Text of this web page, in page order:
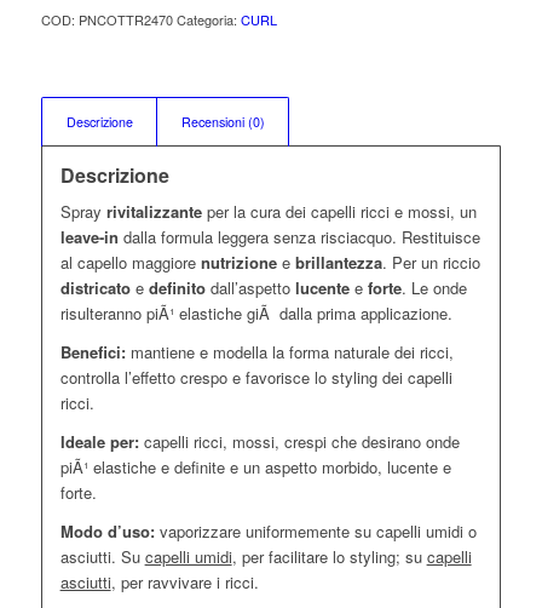
COD: PNCOTTR2470 Categoria: CURL
Descrizione Recensioni (0)
Descrizione
Spray rivitalizzanteper la cura dei capelli ricci e mossi, un
leave-in dalla formula leggera senza risciacquo. Restituisce
al capello maggiore nutrizionee brillantezza. Per un riccio
districatoe definitodall’aspetto lucentee forte. Le onde
risulteranno piÃ¹ elastiche giÃ dalla prima applicazione.
Benefici: mantiene e modella la forma naturale dei ricci,
controlla l’effetto crespo e favorisce lo styling dei capelli
ricci.
Ideale per: capelli ricci, mossi, crespi che desirano onde
piÃ¹ elastiche e definite e un aspetto morbido, lucente e
forte.
Modo d’uso: vaporizzare uniformemente su capelli umidi o
asciutti. Su capelli umidi, per facilitare lo styling; su capelli
asciutti, per ravvivare i ricci.